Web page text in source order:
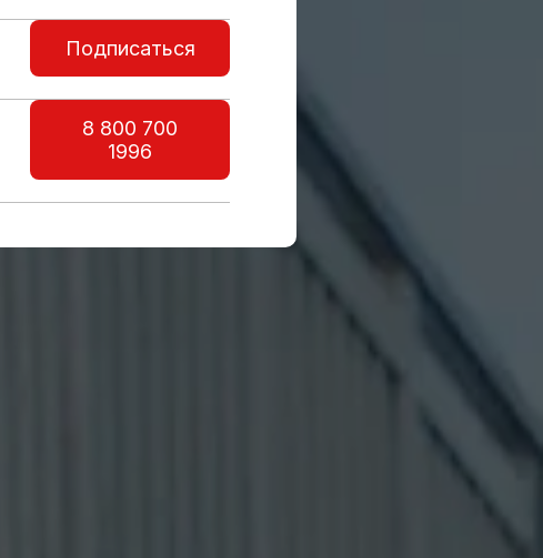
Подписаться
8 800 700
1996